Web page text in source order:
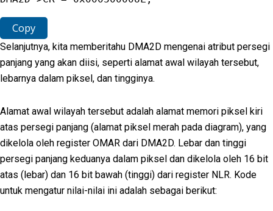
Copy
Selanjutnya, kita memberitahu DMA2D mengenai atribut persegi
panjang yang akan diisi, seperti alamat awal wilayah tersebut,
lebarnya dalam piksel, dan tingginya.
Alamat awal wilayah tersebut adalah alamat memori piksel kiri
atas persegi panjang (alamat piksel merah pada diagram), yang
dikelola oleh register OMAR dari DMA2D. Lebar dan tinggi
persegi panjang keduanya dalam piksel dan dikelola oleh 16 bit
atas (lebar) dan 16 bit bawah (tinggi) dari register NLR. Kode
untuk mengatur nilai-nilai ini adalah sebagai berikut: